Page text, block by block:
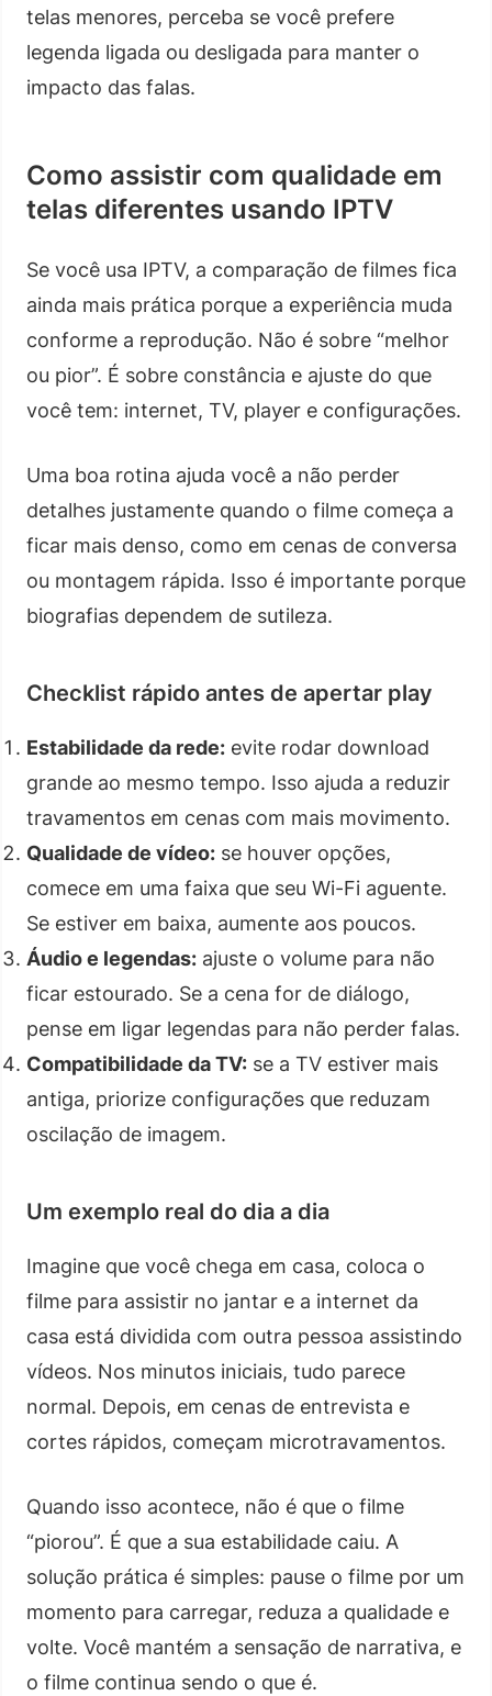
telas menores, perceba se você prefere
legenda ligada ou desligada para manter o
impacto das falas.
Como assistir com qualidade em
telas diferentes usando IPTV
Se você usa IPTV, a comparação de filmes fica
ainda mais prática porque a experiência muda
conforme a reprodução. Não é sobre “melhor
ou pior”. É sobre constância e ajuste do que
você tem: internet, TV, player e configurações.
Uma boa rotina ajuda você a não perder
detalhes justamente quando o filme começa a
ficar mais denso, como em cenas de conversa
ou montagem rápida. Isso é importante porque
biografias dependem de sutileza.
Checklist rápido antes de apertar play
Estabilidade da rede: evite rodar download
grande ao mesmo tempo. Isso ajuda a reduzir
travamentos em cenas com mais movimento.
Qualidade de vídeo: se houver opções,
comece em uma faixa que seu Wi-Fi aguente.
Se estiver em baixa, aumente aos poucos.
Áudio e legendas: ajuste o volume para não
ficar estourado. Se a cena for de diálogo,
pense em ligar legendas para não perder falas.
Compatibilidade da TV: se a TV estiver mais
antiga, priorize configurações que reduzam
oscilação de imagem.
Um exemplo real do dia a dia
Imagine que você chega em casa, coloca o
filme para assistir no jantar e a internet da
casa está dividida com outra pessoa assistindo
vídeos. Nos minutos iniciais, tudo parece
normal. Depois, em cenas de entrevista e
cortes rápidos, começam microtravamentos.
Quando isso acontece, não é que o filme
“piorou”. É que a sua estabilidade caiu. A
solução prática é simples: pause o filme por um
momento para carregar, reduza a qualidade e
volte. Você mantém a sensação de narrativa, e
o filme continua sendo o que é.